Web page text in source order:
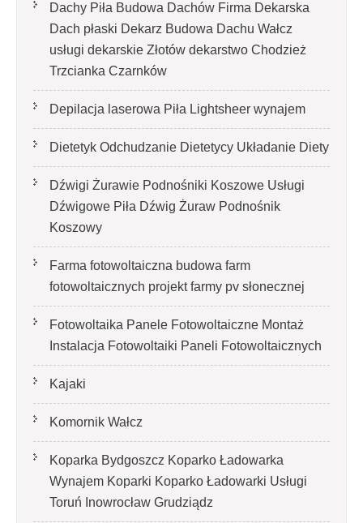
Dachy Piła Budowa Dachów Firma Dekarska
Dach płaski Dekarz Budowa Dachu Wałcz
usługi dekarskie Złotów dekarstwo Chodzież
Trzcianka Czarnków
Depilacja laserowa Piła Lightsheer wynajem
Dietetyk Odchudzanie Dietetycy Układanie Diety
Dźwigi Żurawie Podnośniki Koszowe Usługi
Dźwigowe Piła Dźwig Żuraw Podnośnik
Koszowy
Farma fotowoltaiczna budowa farm
fotowoltaicznych projekt farmy pv słonecznej
Fotowoltaika Panele Fotowoltaiczne Montaż
Instalacja Fotowoltaiki Paneli Fotowoltaicznych
Kajaki
Komornik Wałcz
Koparka Bydgoszcz Koparko Ładowarka
Wynajem Koparki Koparko Ładowarki Usługi
Toruń Inowrocław Grudziądz